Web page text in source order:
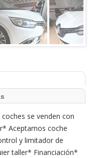
se venden con
Aceptamos coche
y limitador de
taller* Financiación*